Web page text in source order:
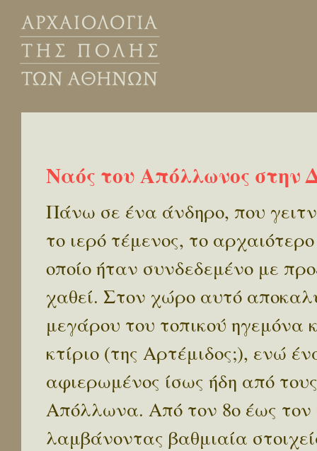
Ναός του Απόλλωνος στην
Πάνω σε ένα άνδηρο, που
το ιερό τέμενος, το
οποίο ήταν συνδεδεμένο με
χαθεί. Στον χώρο αυτό
μεγάρου του τοπικού ηγεμόνα
κτίριο (της Αρτέμιδος;), ενώ
αφιερωμένος ίσως ήδη από
Απόλλωνα. Από τον 8ο έως τον
λαμβάνοντας βαθμιαία